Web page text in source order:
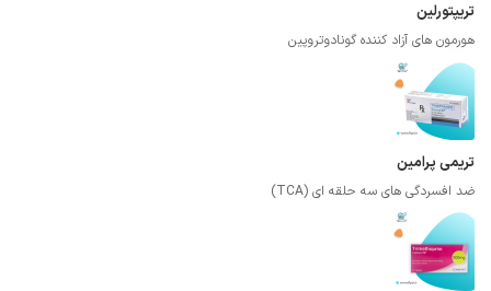
تریپتورلین
هورمون های آزاد کننده گونادوتروپین
تریمی پرامین
ضد افسردگی های سه حلقه ای (TCA)